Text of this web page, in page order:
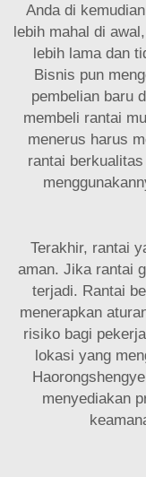
Anda di
lebih mahal di
lebih lama dan
Bisnis pun
pembelian baru
membeli rantai
menerus harus
rantai
Terakhir, rantai
aman. Jika rantai
terjadi. Rantai
menerapkan
risiko bagi
lokasi yang
menyediakan